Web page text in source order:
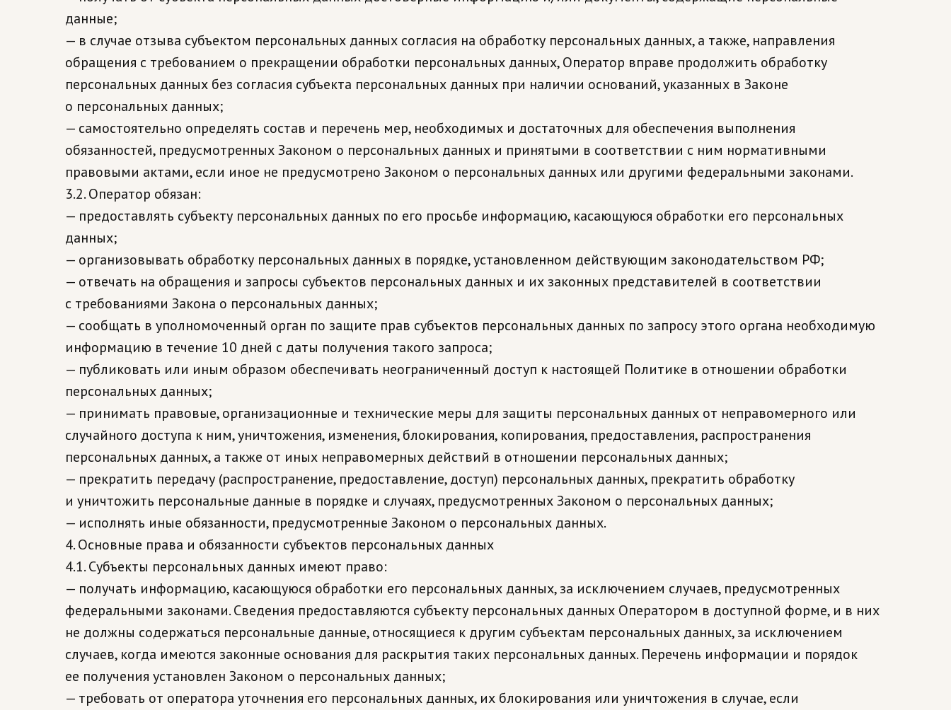
данные;
— в случае отзыва субъектом персональных данных согласия на обработку персональных данных, а также, направления
обращения с требованием о прекращении обработки персональных данных, Оператор вправе продолжить обработку
персональных данных без согласия субъекта персональных данных при наличии оснований, указанных в Законе
о персональных данных;
— самостоятельно определять состав и перечень мер, необходимых и достаточных для обеспечения выполнения
обязанностей, предусмотренных Законом о персональных данных и принятыми в соответствии с ним нормативными
правовыми актами, если иное не предусмотрено Законом о персональных данных или другими федеральными законами.
3.2. Оператор обязан:
— предоставлять субъекту персональных данных по его просьбе информацию, касающуюся обработки его персональных
данных;
— организовывать обработку персональных данных в порядке, установленном действующим законодательством РФ;
— отвечать на обращения и запросы субъектов персональных данных и их законных представителей в соответствии
с требованиями Закона о персональных данных;
— сообщать в уполномоченный орган по защите прав субъектов персональных данных по запросу этого органа необходимую
информацию в течение 10 дней с даты получения такого запроса;
— публиковать или иным образом обеспечивать неограниченный доступ к настоящей Политике в отношении обработки
персональных данных;
— принимать правовые, организационные и технические меры для защиты персональных данных от неправомерного или
случайного доступа к ним, уничтожения, изменения, блокирования, копирования, предоставления, распространения
персональных данных, а также от иных неправомерных действий в отношении персональных данных;
— прекратить передачу (распространение, предоставление, доступ) персональных данных, прекратить обработку
и уничтожить персональные данные в порядке и случаях, предусмотренных Законом о персональных данных;
— исполнять иные обязанности, предусмотренные Законом о персональных данных.
4. Основные права и обязанности субъектов персональных данных
4.1. Субъекты персональных данных имеют право:
— получать информацию, касающуюся обработки его персональных данных, за исключением случаев, предусмотренных
федеральными законами. Сведения предоставляются субъекту персональных данных Оператором в доступной форме, и в них
не должны содержаться персональные данные, относящиеся к другим субъектам персональных данных, за исключением
случаев, когда имеются законные основания для раскрытия таких персональных данных. Перечень информации и порядок
ее получения установлен Законом о персональных данных;
— требовать от оператора уточнения его персональных данных, их блокирования или уничтожения в случае, если